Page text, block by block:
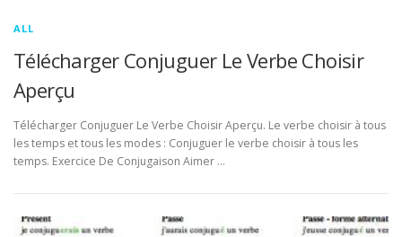
ALL
Télécharger Conjuguer Le Verbe Choisir
Aperçu
Télécharger Conjuguer Le Verbe Choisir Aperçu. Le verbe choisir à tous
les temps et tous les modes : Conjuguer le verbe choisir à tous les
temps. Exercice De Conjugaison Aimer …